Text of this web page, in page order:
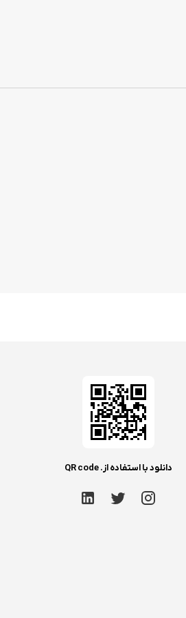
دانلود با استفاده از. QR code